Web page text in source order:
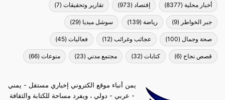
أخبار محلية (8377) إقتصاد (973) تقارير وتحقيقات (7)
جبر الخواطر (9) رياضة (139) سوشل ميديا (29)
صحة وجمال (100) عجائب وغرائب (12) فعاليات (45)
قصص نجاح (6) كتابات (32) مجتمع مدني (23) منوعات (66)
يمن أنباء موقع الكتروني إخباري مستقل - يمني
- عربي - دولي ، ويفرد مساحة للكتابة والثقافة